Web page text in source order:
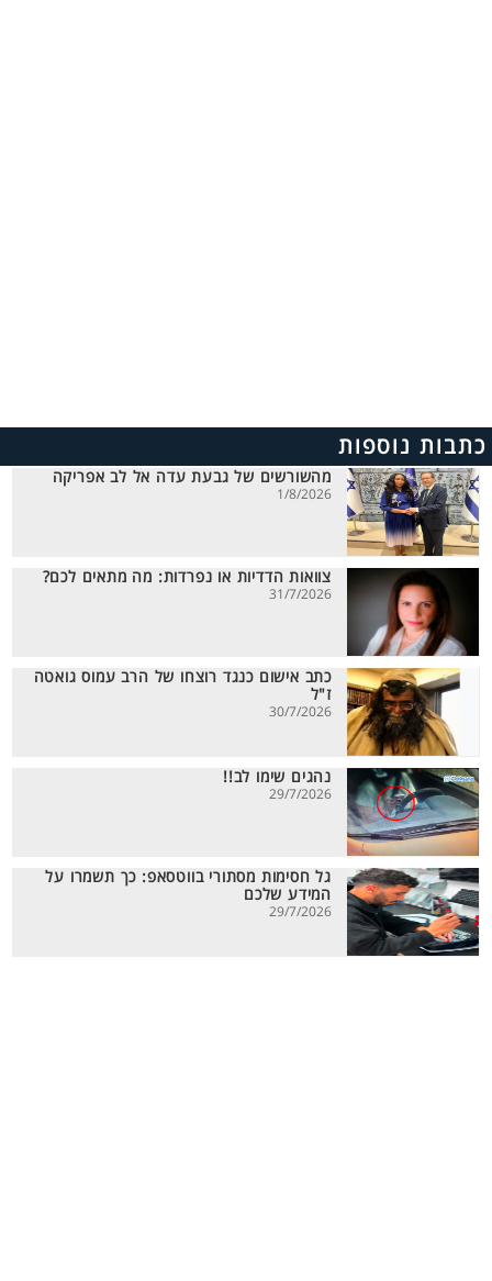
כתבות נוספות
מהשורשים של גבעת עדה אל לב אפריקה
1/8/2026
צוואות הדדיות או נפרדות: מה מתאים לכם?
31/7/2026
כתב אישום כנגד רוצחו של הרב עמוס גואטה
ז"ל
30/7/2026
נהגים שימו לב!!
29/7/2026
גל חסימות מסתורי בווטסאפ: כך תשמרו על
המידע שלכם
29/7/2026